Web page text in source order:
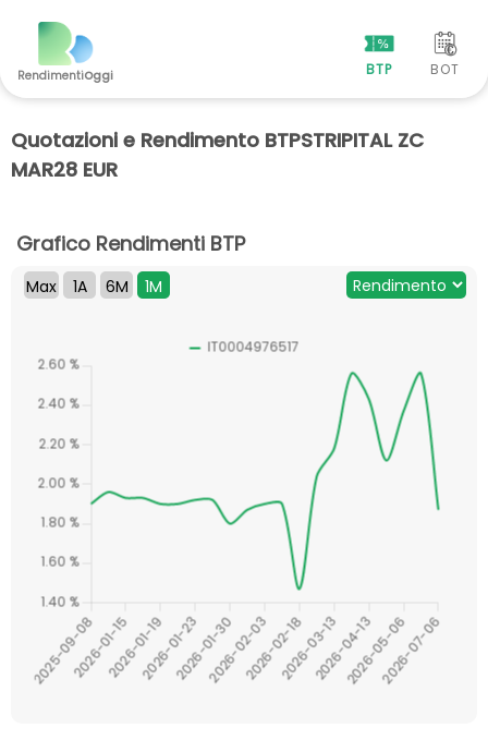
RendimentiOggi BTP BOT
Quotazioni e Rendimento BTPSTRIPITAL ZC
MAR28 EUR
Grafico Rendimenti BTP
Max 1A 6M 1M